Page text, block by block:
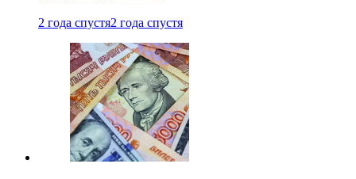
2 года спустя2 года спустя